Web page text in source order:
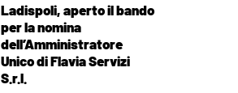
Ladispoli, aperto il bando
per la nomina
dell’Amministratore
Unico di Flavia Servizi
S.r.l.